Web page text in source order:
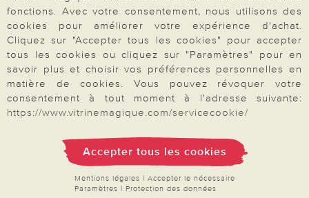
Inscription Newsletter
Demande de catalogue
Données personnelles
Droit de rétractation
Rétractation
Paiement & Livraison
fonctions. Avec votre consentement, nous utilisons des
cookies pour améliorer votre expérience d'achat.
Cliquez sur "Accepter tous les cookies" pour accepter
tous les cookies ou cliquez sur "Paramètres" pour en
savoir plus et choisir vos préférences personnelles en
matière de cookies. Vous pouvez révoquer votre
consentement à tout moment à l'adresse suivante:
https://www.vitrinemagique.com/servicecookie/
Accepter tous les cookies
Mentions légales | Accepter le nécessaire
Paramètres | Protection des données